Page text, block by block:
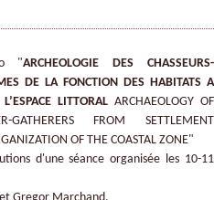
"ARCHEOLOGIE DES CHASSEURS-
DE LA FONCTION DES HABITATS A
LITTORAL ARCHAEOLOGY OF
GATHERERS FROM SETTLEMENT
OF THE COASTAL ZONE"
d'une séance organisée les 10-11